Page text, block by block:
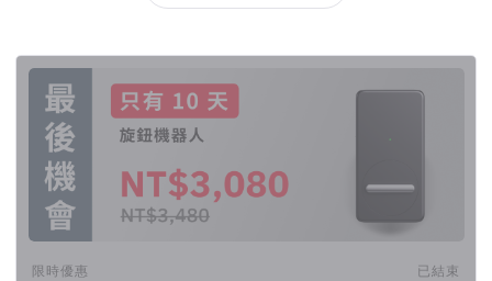
回饋項目
限時優惠 已結束